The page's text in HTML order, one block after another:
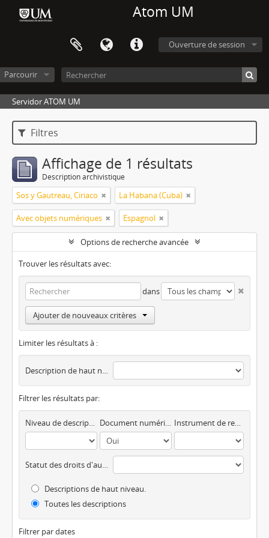
Atom UM
Ouverture de session
Parcourir
Servidor ATOM UM
Filtres
Affichage de 1 résultats
Description archivistique
Sos y Gautreau, Ciriaco La Habana (Cuba)
Avec objets numériques Espagnol
Options de recherche avancée
Trouver les résultats avec:
dans
Ajouter de nouveaux critères
Limiter les résultats à :
Description de haut niveau
Filtrer les résultats par:
Niveau de description Document numérique disponible Instrument de recherche
Statut des droits d'auteur
Descriptions de haut niveau.
Toutes les descriptions
Filtrer par dates